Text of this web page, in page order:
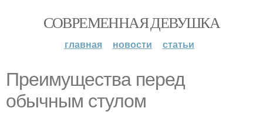
СОВРЕМЕННАЯ ДЕВУШКА
главная новости статьи
Преимущества перед
обычным стулом